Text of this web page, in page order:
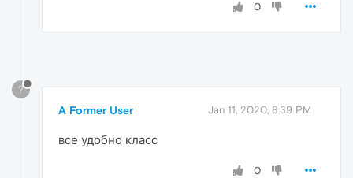
0
?
A Former User Jan 11, 2020, 8:39 PM
все удобно класс
0